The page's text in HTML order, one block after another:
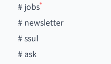
# jobs
# newsletter
#ssul
# ask